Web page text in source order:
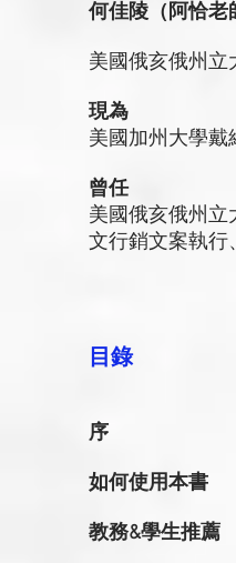
何佳陵（阿恰老
美國俄亥俄州立
現為
美國加州大學戴
曾任
美國俄亥俄州
文行銷文案執行
目錄
序
如何使用本書
教務&學生推薦